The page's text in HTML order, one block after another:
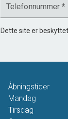
Telefonnummer *
Dette site er
Åbningstider
Mandag
Tirsdag